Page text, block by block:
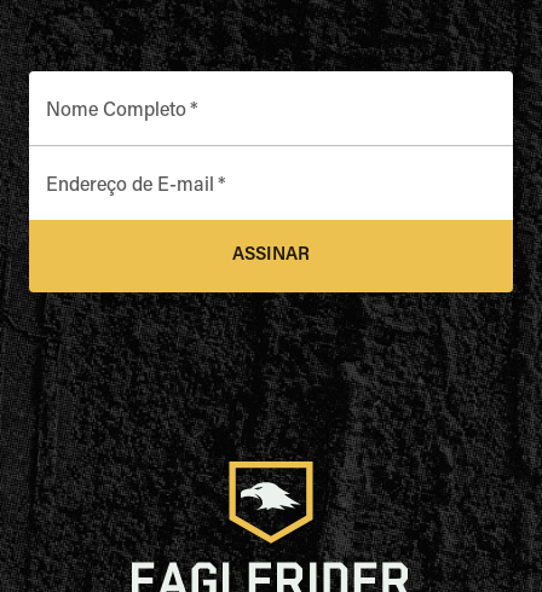
Nome Completo*
Endereço de E-mail *
ASSINAR